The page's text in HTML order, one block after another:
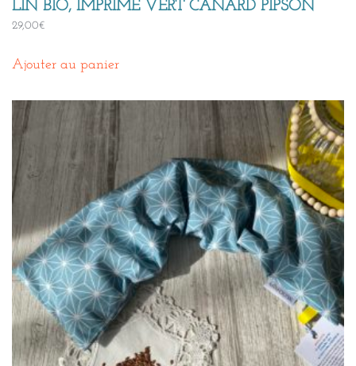
LIN BIO, IMPRIMÉ VERT CANARD PIPSON
29,00€
Ajouter au panier